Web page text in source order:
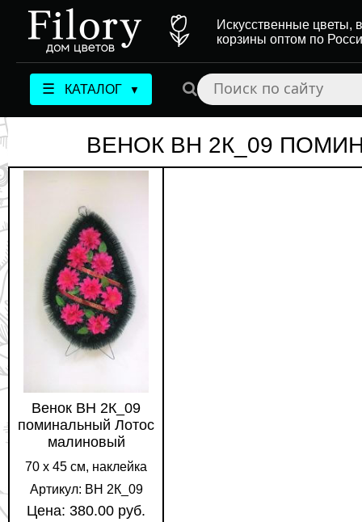
Искусственные цветы,
корзины оптом по
☰ КАТАЛОГ ▼
ВЕНОК ВН 2К_09
Венок ВН 2К_09
поминальный Лотос
малиновый
70 х 45 см, наклейка
Артикул: ВН 2К_09
Цена: 380.00 руб.